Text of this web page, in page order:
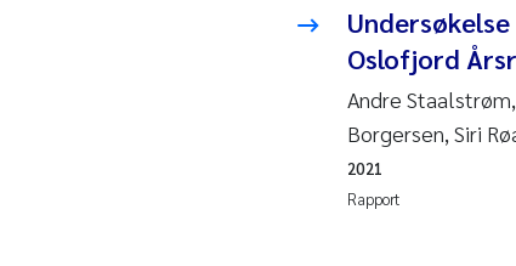
Oslofjord
Andre
Borgersen, Siri
Rapport
2021